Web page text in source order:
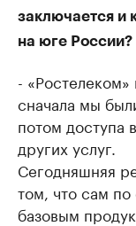
заключается и
на юге России?
-
сначала мы
потом доступа
других услуг.
Сегодняшняя
том, что сам по
базовым